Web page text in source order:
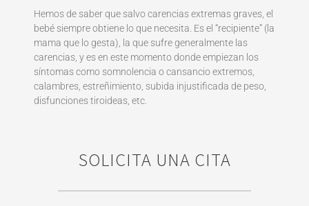
Hemos de saber que salvo carencias extremas graves, el
bebé siempre obtiene lo que necesita. Es el “recipiente” (la
mama que lo gesta), la que sufre generalmente las
carencias, y es en este momento donde empiezan los
síntomas como somnolencia o cansancio extremos,
calambres, estreñimiento, subida injustificada de peso,
disfunciones tiroideas, etc.
SOLICITA UNA CITA